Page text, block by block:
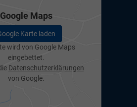
Google Maps
Karte laden
wird von Google Maps
eingebettet.
Datenschutzerklärungen
von Google.